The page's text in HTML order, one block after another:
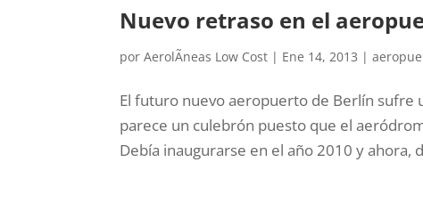
Nuevo retraso en el
porAerolÃ­neas Low Cost | Ene 14, 2013 |
El futuro nuevo aeropuerto de Berlín sufre
parece un culebrón puesto que el
Debía inaugurarse en el año 2010 y ahora,